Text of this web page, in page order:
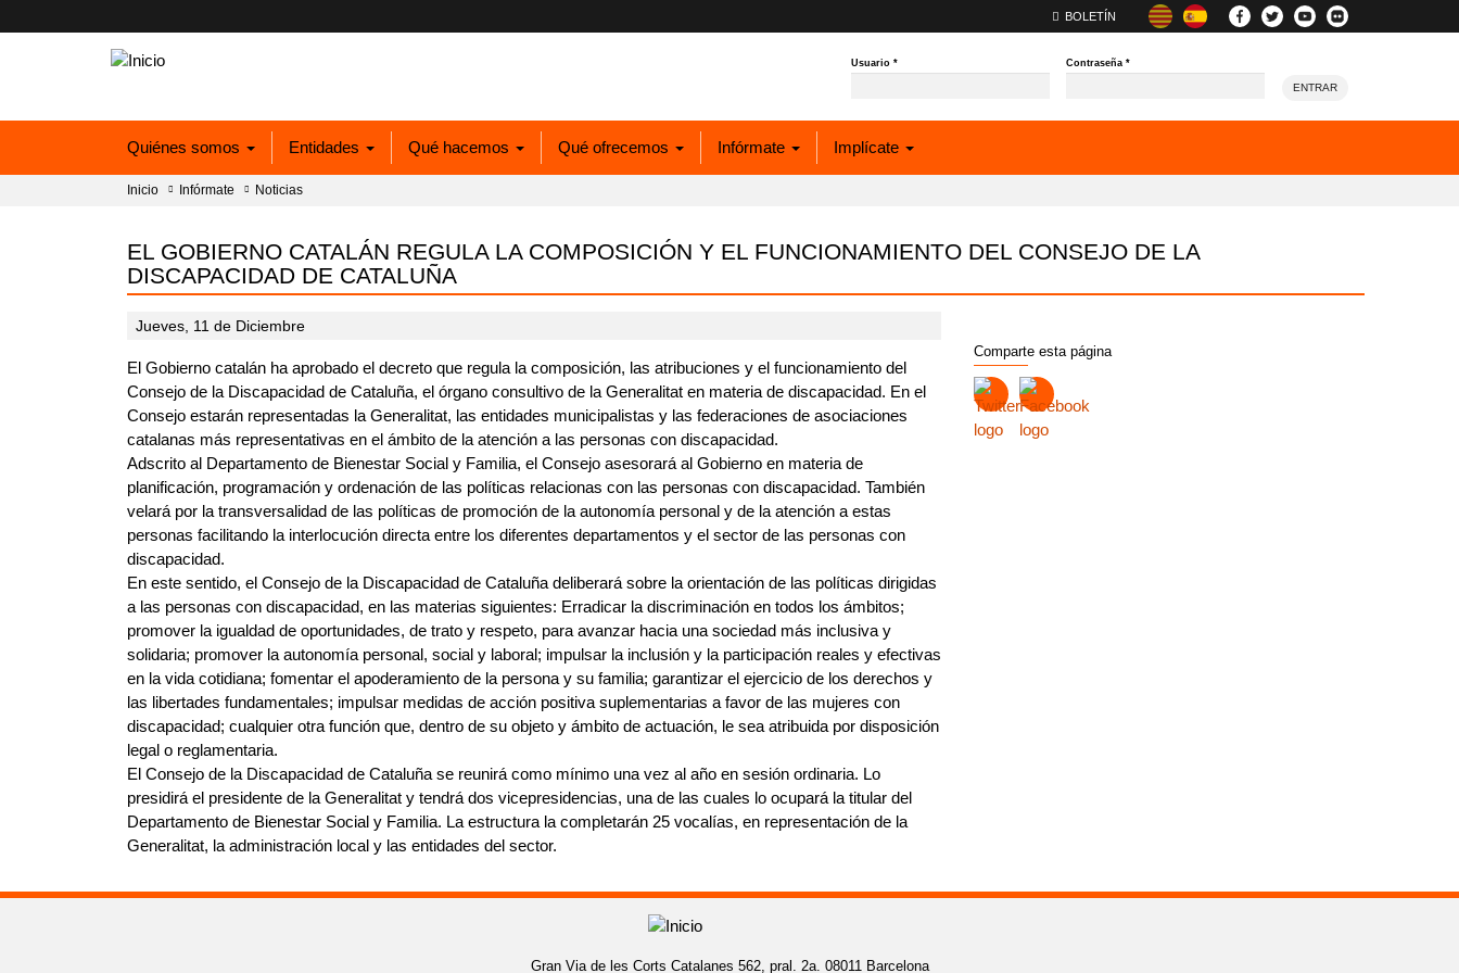
BOLETÍN
Usuario* Contraseña*
ENTRAR
Quiénes somos Entidades Qué hacemos Qué ofrecemos Infórmate Implícate
Inicio Infórmate Noticias
EL GOBIERNO CATALÁN REGULA LA COMPOSICIÓN Y EL FUNCIONAMIENTO DEL CONSEJO DE LA
DISCAPACIDAD DE CATALUÑA
Jueves, 11 de Diciembre
El Gobierno catalán ha aprobado el decreto que regula la composición, las atribuciones y el funcionamiento del
Consejo de la Discapacidad de Cataluña, el órgano consultivo de la Generalitat en materia de discapacidad. En el
Consejo estarán representadas la Generalitat, las entidades municipalistas y las federaciones de asociaciones
catalanas más representativas en el ámbito de la atención a las personas con discapacidad.
Adscrito al Departamento de Bienestar Social y Familia, el Consejo asesorará al Gobierno en materia de
planificación, programación y ordenación de las políticas relacionas con las personas con discapacidad. También
velará por la transversalidad de las políticas de promoción de la autonomía personal y de la atención a estas
personas facilitando la interlocución directa entre los diferentes departamentos y el sector de las personas con
discapacidad.
En este sentido, el Consejo de la Discapacidad de Cataluña deliberará sobre la orientación de las políticas dirigidas
a las personas con discapacidad, en las materias siguientes: Erradicar la discriminación en todos los ámbitos;
promover la igualdad de oportunidades, de trato y respeto, para avanzar hacia una sociedad más inclusiva y
solidaria; promover la autonomía personal, social y laboral; impulsar la inclusión y la participación reales y efectivas
en la vida cotidiana; fomentar el apoderamiento de la persona y su familia; garantizar el ejercicio de los derechos y
las libertades fundamentales; impulsar medidas de acción positiva suplementarias a favor de las mujeres con
discapacidad; cualquier otra función que, dentro de su objeto y ámbito de actuación, le sea atribuida por disposición
legal o reglamentaria.
El Consejo de la Discapacidad de Cataluña se reunirá como mínimo una vez al año en sesión ordinaria. Lo
presidirá el presidente de la Generalitat y tendrá dos vicepresidencias, una de las cuales lo ocupará la titular del
Departamento de Bienestar Social y Familia. La estructura la completarán 25 vocalías, en representación de la
Generalitat, la administración local y las entidades del sector.
Comparte esta página
Gran Via de les Corts Catalanes 562, pral. 2a. 08011 Barcelona